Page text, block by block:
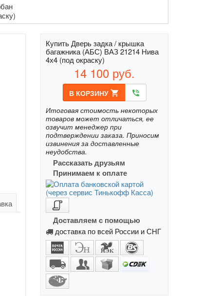
Купить Дверь задка / крышка
багажника (АБС) ВАЗ 21214 Нива
4х4 (под окраску)
14 100 руб.
В КОРЗИНУ shopping_cart phone_in_talk
Итоговая стоимость некоторых
товаров может отличаться, ее
озвучит менеджер при
подтверждении заказа. Приносим
извинения за доставленные
неудобства.
Рассказать друзьям
Принимаем к оплате
Доставляем с помощью
доставка по всей России и СНГ